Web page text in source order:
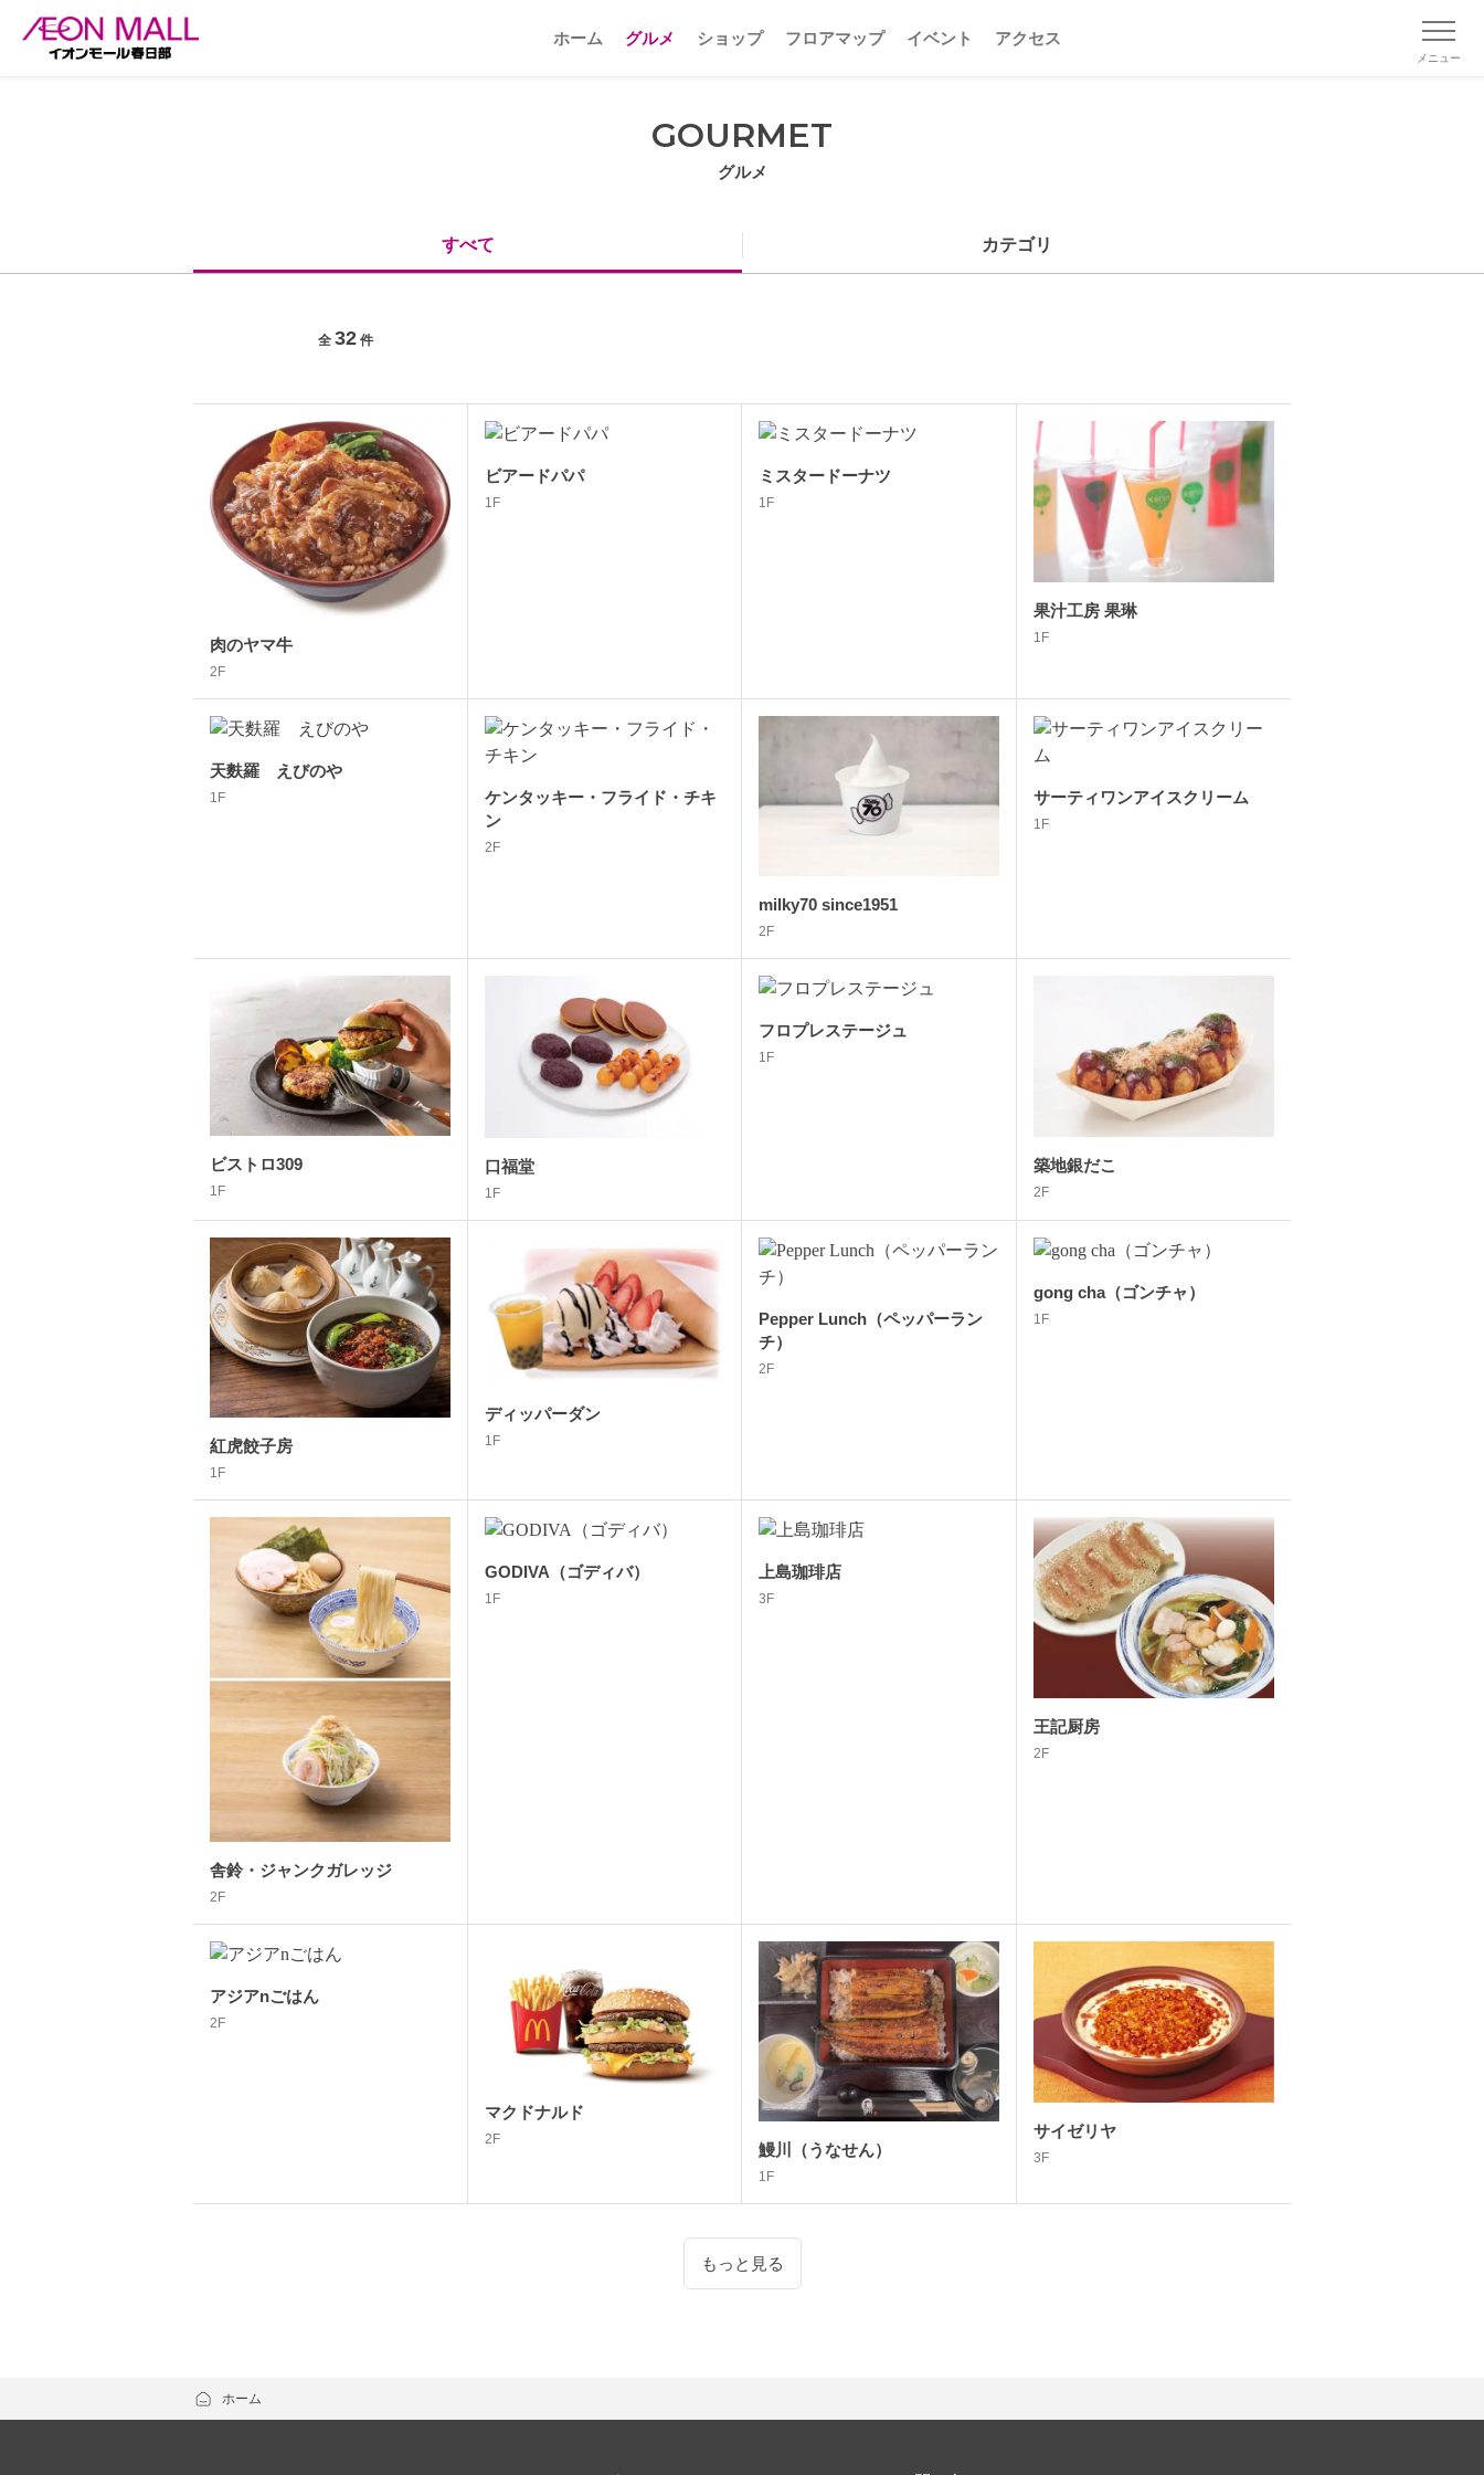
ホーム グルメ ショップ フロアマップ イベント アクセス
メニュー
GOURMET
グルメ
すべて カテゴリ
全 32 件
肉のヤマ牛
2F
ビアードパパ
1F
ミスタードーナツ
1F
果汁工房 果琳
1F
天麩羅 えびのや
1F
ケンタッキー・フライド・チキ
ン
2F
milky70 since1951
2F
サーティワンアイスクリーム
1F
ビストロ309
1F
口福堂
1F
フロプレステージュ
1F
築地銀だこ
2F
紅虎餃子房
1F
ディッパーダン
1F
Pepper Lunch（ペッパーラン
チ）
2F
gong cha（ゴンチャ）
1F
舎鈴・ジャンクガレッジ
2F
GODIVA（ゴディバ）
1F
上島珈琲店
3F
王記厨房
2F
アジアnごはん
2F
マクドナルド
2F
鰻川（うなせん）
1F
サイゼリヤ
3F
もっと見る
ホーム